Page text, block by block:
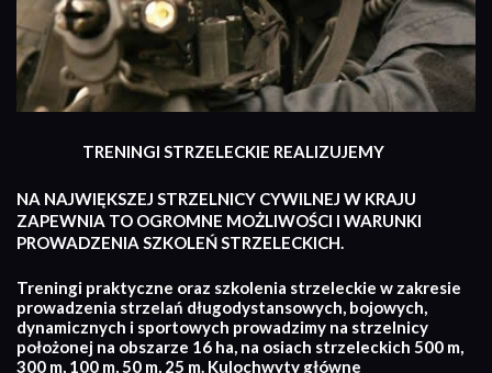
TRENINGI STRZELECKIE REALIZUJEMY
NA NAJWIĘKSZEJ STRZELNICY CYWILNEJ W KRAJU
ZAPEWNIA TO OGROMNE MOŻLIWOŚCI I WARUNKI
PROWADZENIA SZKOLEŃ STRZELECKICH.
Treningi praktyczne oraz szkolenia strzeleckie w zakresie
prowadzenia strzelań długodystansowych, bojowych,
dynamicznych i sportowych prowadzimy na strzelnicy
położonej na obszarze 16 ha, na osiach strzeleckich 500 m,
300 m, 100 m, 50 m, 25 m. Kulochwyty główne